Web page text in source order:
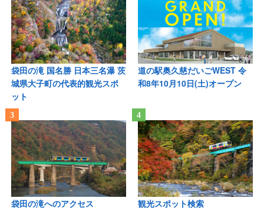
袋田の滝 国名勝 日本三名瀑 茨
城県大子町の代表的観光スポ
ット
道の駅奥久慈だいごWEST 令
和8年10月10日(土)オープン
袋田の滝へのアクセス 観光スポット検索